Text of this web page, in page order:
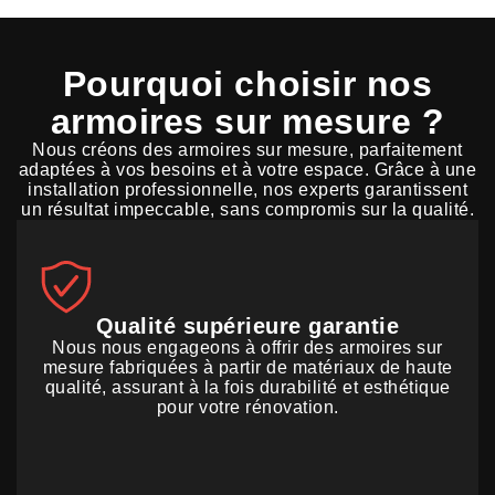
Pourquoi choisir nos
armoires sur mesure ?
Nous créons des armoires sur mesure, parfaitement
adaptées à vos besoins et à votre espace. Grâce à une
installation professionnelle, nos experts garantissent
un résultat impeccable, sans compromis sur la qualité.
Qualité supérieure garantie
Nous nous engageons à offrir des armoires sur
mesure fabriquées à partir de matériaux de haute
qualité, assurant à la fois durabilité et esthétique
pour votre rénovation.